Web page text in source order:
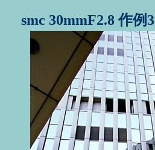
smc 30mmF2.8 作例3